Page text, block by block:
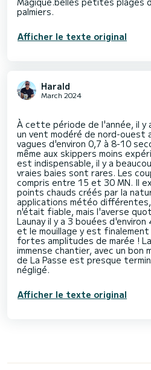
Afficher le texte original
Harald
March 2024
À cette période de l'année, il y
un vent modéré de nord-ouest
vagues d'environ 0,7 à 8-10
même aux skippers moins
est indispensable, il y a
vraies baies sont rares. Les
compris entre 15 et 30 MN. Il
points chauds créés par la
applications météo
n'était fiable, mais l'averse
Launay il y a 3 bouées
et le mouillage y est
fortes amplitudes de marée !
immense chantier, avec un bon
de La Passe est presque
Afficher le texte original